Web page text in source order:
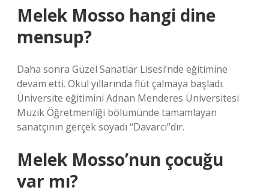
Melek Mosso hangi dine
mensup?
Daha sonra Güzel Sanatlar Lisesi’nde eğitimine
devam etti. Okul yıllarında flüt çalmaya başladı.
Üniversite eğitimini Adnan Menderes Üniversitesi
Müzik Öğretmenliği bölümünde tamamlayan
sanatçının gerçek soyadı “Davarcı”dır.
Melek Mosso’nun çocuğu
var mı?